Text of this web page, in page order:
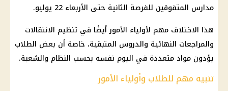
مدارس المتفوقين للفرصة الثانية حتى الأربعاء 22 يوليو.
هذا الاختلاف مهم لأولياء الأمور أيضًا في تنظيم الانتقالات
والمراجعات النهائية والدروس المتبقية، خاصة أن بعض الطلاب
يؤدون مواد متعددة في اليوم نفسه بحسب النظام والشعبة.
تنبيه مهم للطلاب وأولياء الأمور